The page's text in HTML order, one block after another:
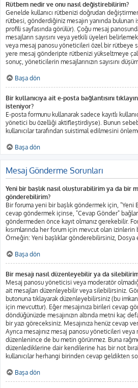
Rütbem nedir ve onu nasıl değiştirebilirim?
Genelde kullanıcı rütbenizi doğrudan
rütbesi, gönderdiğiniz mesajın yanında bulunan
profili sayfasında görülür). Çoğu mesaj
mesajların sayısını veya yetkili üyeleri
veya mesaj panosu yöneticileri özel bir rütbeye
yere mesaj gönderipte rütbenizi yükseltmeye
sonuç, yöneticilerin mesajlarınızın sayısını
Başa dön
Bir kullanıcıya ait e-posta bağlantısını
isteniyor?
E-posta formunu kullanarak sadece kayıtlı
yönetici bu özelliği aktifleştirdiyse). Bunun
kullanıcılar tarafından suistimal edilmesini
Başa dön
Mesaj Gönderme Sorunları
Yeni bir başlık nasıl oluşturabilirim ya da bir
gönderebilirim?
Bir foruma yeni bir başlık göndermek için, "Yeni
cevap göndermek içinse, "Cevap Gönder"
göndermeden önce kayıt olmanız gerekebilir.
kısımlarında her forum için mevcut olan
Örneğin: Yeni başlıklar gönderebilirsiniz,
Başa dön
Bir mesajı nasıl düzenleyebilir ya da
Mesaj panosu yöneticisi veya moderatör
ait mesajları düzenleyebilir veya silebilirsiniz.
butonuna tıklayarak düzenleyebilirsiniz (bu
için mevcuttur). Eğer mesajınıza birileri cevap
döndüğünüzde mesajınızın altında metni kaç
bir yazı göreceksiniz. Mesajınıza henüz cevap
Ayrıca mesajınız mesaj panosu yöneticileri
düzenlenince de bu metin görünmez. Buna
düzenlediklerine dair kendilerine has bir not
kullanıcılar herhangi birinden cevap geldikten
Başa dön